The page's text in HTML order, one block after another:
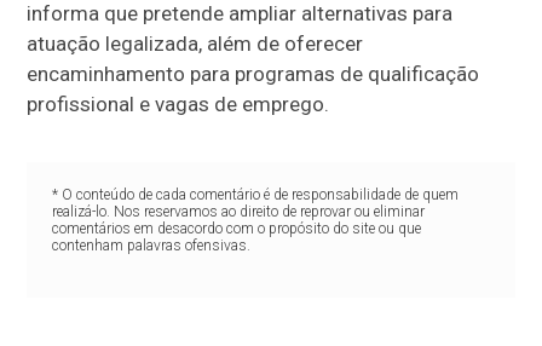
informa que pretende ampliar alternativas para
atuação legalizada, além de oferecer
encaminhamento para programas de qualificação
profissional e vagas de emprego.
* O conteúdo de cada comentário é de responsabilidade de quem
realizá-lo. Nos reservamos ao direito de reprovar ou eliminar
comentários em desacordo com o propósito do site ou que
contenham palavras ofensivas.